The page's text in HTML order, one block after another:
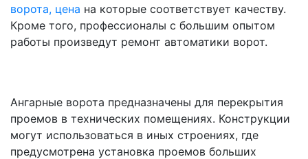
ворота, цена на которые соответствует качеству.
Кроме того, профессионалы с большим опытом
работы произведут ремонт автоматики ворот.
Ангарные ворота предназначены для перекрытия
проемов в технических помещениях. Конструкции
могут использоваться в иных строениях, где
предусмотрена установка проемов больших